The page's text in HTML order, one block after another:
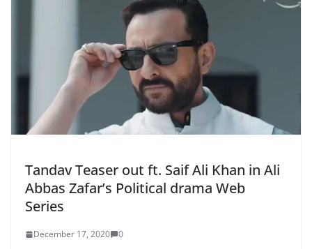
Tandav Teaser out ft. Saif Ali Khan in Ali
Abbas Zafar’s Political drama Web
Series
December 17, 2020 0